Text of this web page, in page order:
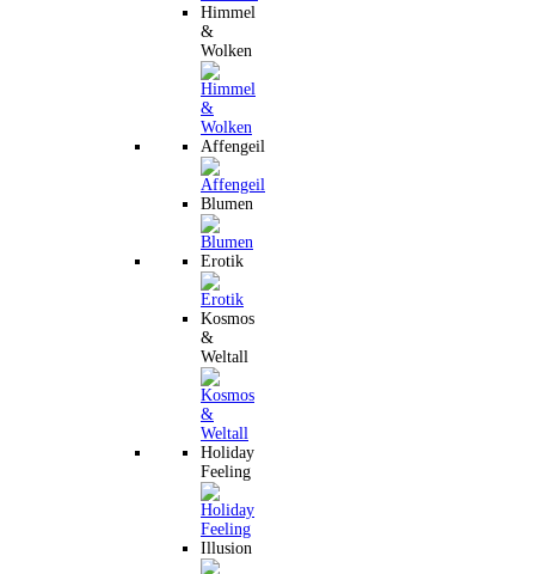
Himmel
&
Wolken
Affengeil
Blumen
Erotik
Kosmos
&
Weltall
Holiday
Feeling
Illusion